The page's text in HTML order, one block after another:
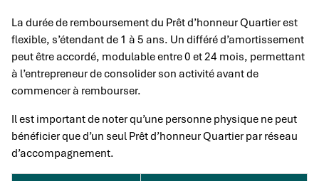
La durée de remboursement du Prêt d’honneur Quartier est
flexible, s’étendant de 1 à 5 ans. Un différé d’amortissement
peut être accordé, modulable entre 0 et 24 mois, permettant
à l’entrepreneur de consolider son activité avant de
commencer à rembourser.
Il est important de noter qu’une personne physique ne peut
bénéficier que d’un seul Prêt d’honneur Quartier par réseau
d’accompagnement.